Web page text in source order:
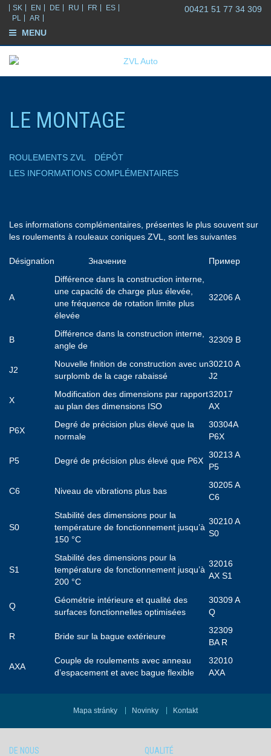
SK EN DE RU FR
ES
PL
AR
00421 51 77 34 309
MENU
LE MONTAGE
ROULEMENTS ZVL
DÉPÔT
LES INFORMATIONS COMPLÉMENTAIRES
Les informations complémentaires, présentes le plus souvent sur
les roulements à rouleaux coniques ZVL, sont les suivantes
Désignation Значение Пример
A
Différence dans la construction interne,
une capacité de charge plus élevée,
une fréquence de rotation limite plus
élevée
32206 A
B
Différence dans la construction interne,
angle de
32309 B
J2
Nouvelle finition de construction avec un
surplomb de la cage rabaissé
30210 A
J2
X
Modification des dimensions par rapport
au plan des dimensions ISO
32017
AX
P6X
Degré de précision plus élevé que la
normale
30304A
P6X
P5 Degré de précision plus élevé que P6X
30213 A
P5
C6 Niveau de vibrations plus bas
30205 A
C6
S0
Stabilité des dimensions pour la
température de fonctionnement jusqu’à
150 °C
30210 A
S0
S1
Stabilité des dimensions pour la
température de fonctionnement jusqu’à
200 °C
32016
AX S1
Q
Géométrie intérieure et qualité des
surfaces fonctionnelles optimisées
30309 A
Q
R Bride sur la bague extérieure
32309
BA R
AXA
Couple de roulements avec anneau
d’espacement et avec bague flexible
32010
AXA
Mapa stránky Novinky Kontakt
DE NOUS QUALITÉ